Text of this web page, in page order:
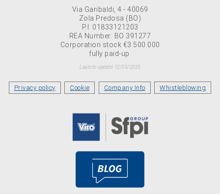
Via Garibaldi, 4 - 40069
Zola Predosa (BO)
P.I. 01833121203
REA Number: BO 391277
Corporation stock €3.500.000
fully paid-up.
Laatste update 12/05/2023
Privacy policy Cookie Company Info Whistleblowing